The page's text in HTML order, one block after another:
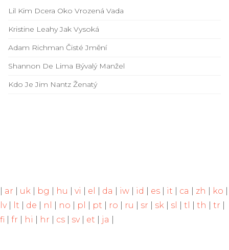
Lil Kim Dcera Oko Vrozená Vada
Kristine Leahy Jak Vysoká
Adam Richman Čisté Jmění
Shannon De Lima Bývalý Manžel
Kdo Je Jim Nantz Ženatý
ar uk bg hu vi el da iw id es it ca zh ko
lv| lt de nl no pl pt ro ru sr sk sl tl th tr
fi
fr hi hr cs sv| et ja